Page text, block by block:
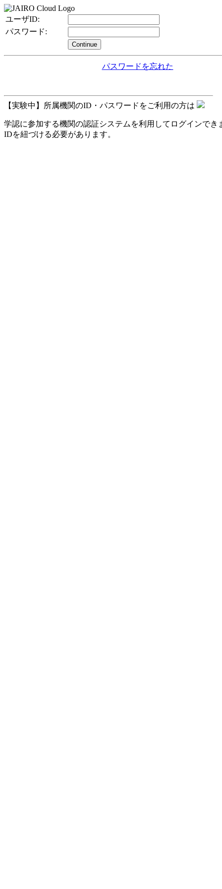
ユーザID:
パスワード:
Continue
パスワードを忘れた
【実験中】所属機関のID・パスワードをご利用の方は
学認に参加する機関の認証システムを利用してログインで
IDを紐づける必要があります。